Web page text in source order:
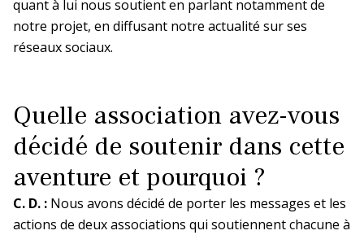
quant à lui nous soutient en parlant notamment de
notre projet, en diffusant notre actualité sur ses
réseaux sociaux.
Quelle association avez-vous
décidé de soutenir dans cette
aventure et pourquoi ?
C. D. : Nous avons décidé de porter les messages et les
actions de deux associations qui soutiennent chacune à